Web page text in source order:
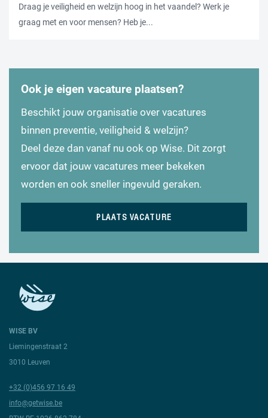
Draag je veiligheid en welzijn hoog in het vaandel? Werk je
graag met en voor mensen? Heb je...
Ook je eigen vacature plaatsen?
Beschikt jouw organisatie over vacatures
binnen preventie, veiligheid & welzijn?
Deel deze dan vanaf nu ook op Wise. Dit zorgt
ervoor dat jouw vacatures meer bekeken
worden en ook sneller ingevuld geraken.
PLAATS VACATURE
WISE BV
Liemingenstraat 2
3010 Leuven
+32 (0)456 97 16 49
info@getwise.be